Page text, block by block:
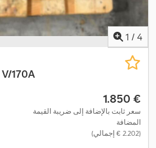
1 / 4
170A
‏1.850 €
سعر ثابت بالإضافة إلى ضريبة القيمة
المضافة
(‏2.202 € إجمالي)